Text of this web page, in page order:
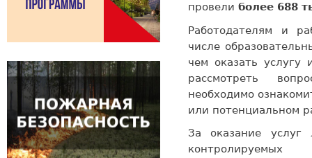
провели более 688
Работодателям и
числе
чем оказать услугу
рассмотреть
необходимо
или потенциальном
За оказание